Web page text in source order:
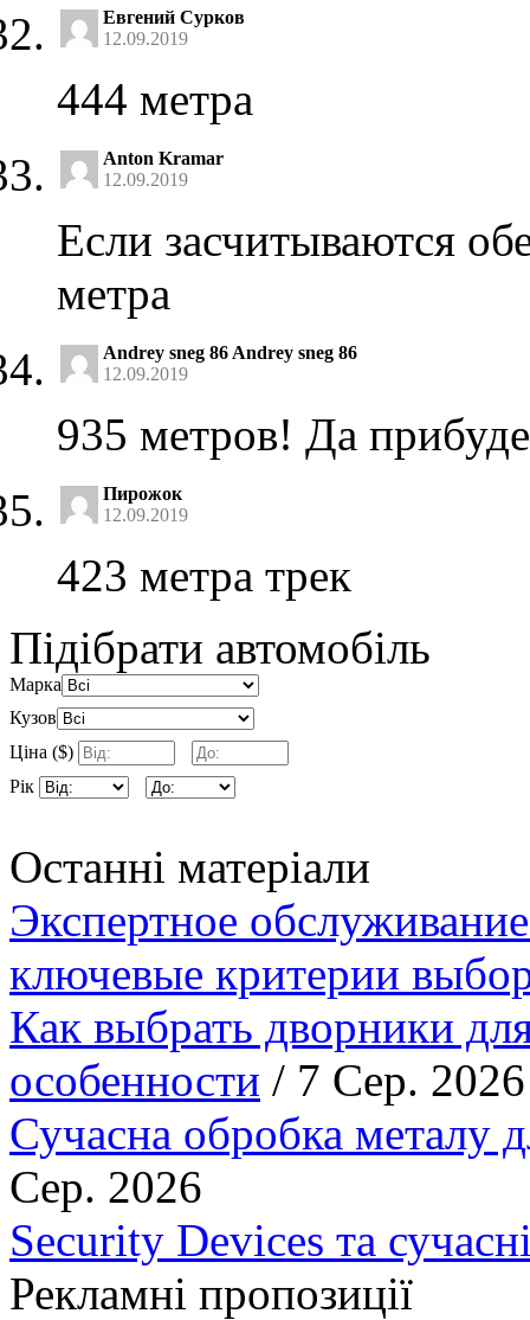
Евгений Сурков
12.09.2019
444 метра
Anton Kramar
12.09.2019
Если засчитываются
метра
Andrey sneg 86 Andrey sneg 86
12.09.2019
935 метров! Да
Пирожок
12.09.2019
423 метра трек
Підібрати автомобіль
Марка
Кузов
Ціна ($)
Рік
Останні матеріали
Экспертное
ключевые критерии
Как выбрать дворники
особенности / 7 Сер. 2026
Сучасна обробка металу
Сер. 2026
Security Devices та
Рекламні пропозиції